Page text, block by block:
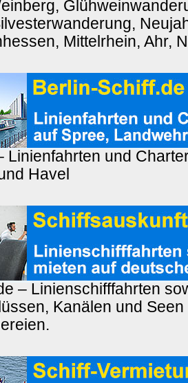
Mittelrhein, Ahr,
Linienfahrten und
Havel
– Linienschifffahrten
Kanälen und